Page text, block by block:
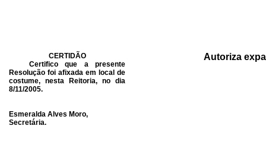
CERTIDÃO
Certifico que a presente
Resolução foi afixada em local de
costume, nesta Reitoria, no dia
8/11/2005.
Esmeralda Alves Moro,
Secretária.
Autoriza